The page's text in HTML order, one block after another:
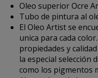
Oleo superior Ocre
Tubo de pintura al
El Oleo Artist se
unica para cada
propiedades y
la especial selección
como los pigmentos